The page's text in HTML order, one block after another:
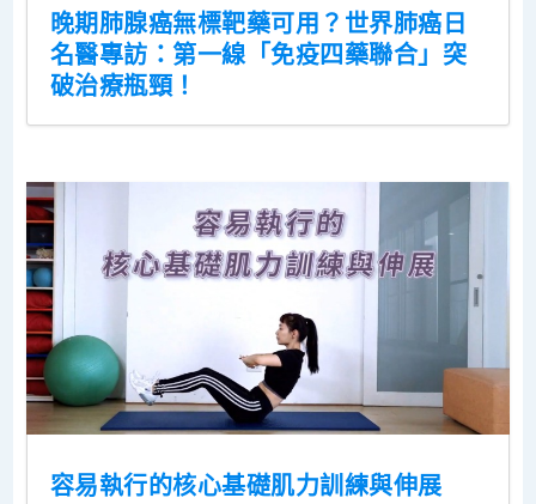
晚期肺腺癌無標靶藥可用？世界肺癌日
名醫專訪：第一線「免疫四藥聯合」突
破治療瓶頸！
容易執行的核心基礎肌力訓練與伸展